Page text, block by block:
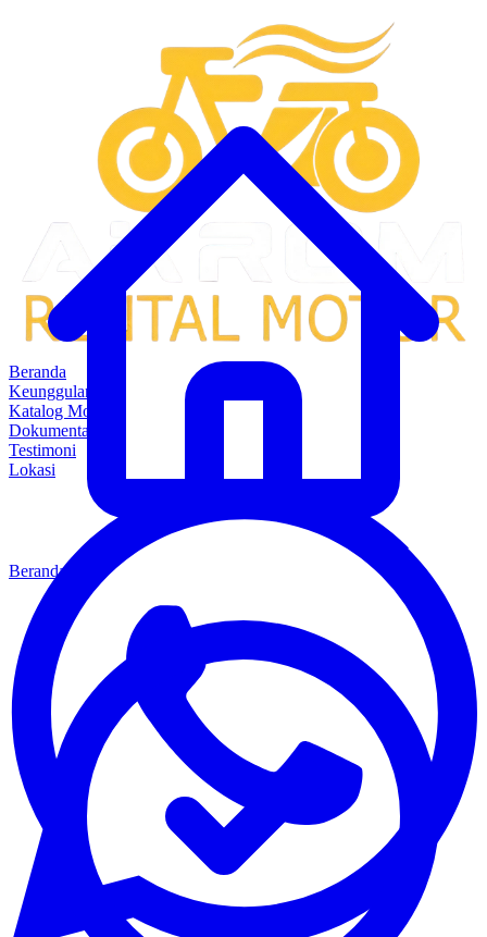
Beranda
Keunggulan
Katalog Motor
Dokumentasi
Testimoni
Lokasi
Beranda